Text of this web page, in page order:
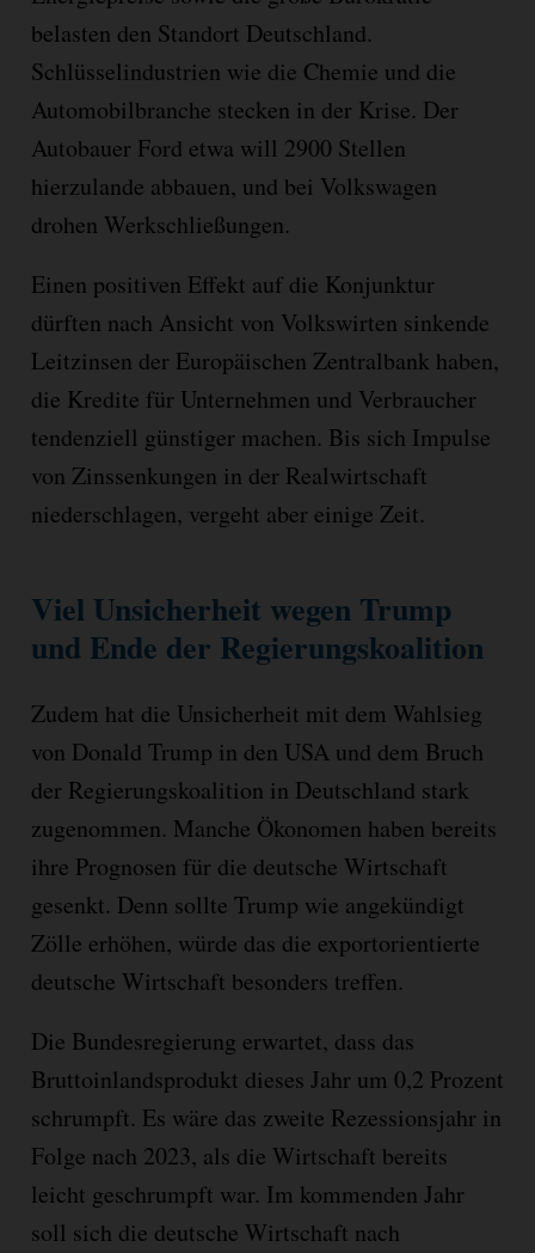
belasten den Standort Deutschland.
Schlüsselindustrien wie die Chemie und die
Automobilbranche stecken in der Krise. Der
Autobauer Ford etwa will 2900 Stellen
hierzulande abbauen, und bei Volkswagen
drohen Werkschließungen.
Einen positiven Effekt auf die Konjunktur
dürften nach Ansicht von Volkswirten sinkende
Leitzinsen der Europäischen Zentralbank haben,
die Kredite für Unternehmen und Verbraucher
tendenziell günstiger machen. Bis sich Impulse
von Zinssenkungen in der Realwirtschaft
niederschlagen, vergeht aber einige Zeit.
Viel Unsicherheit wegen Trump
und Ende der Regierungskoalition
Zudem hat die Unsicherheit mit dem Wahlsieg
von Donald Trump in den USA und dem Bruch
der Regierungskoalition in Deutschland stark
zugenommen. Manche Ökonomen haben bereits
ihre Prognosen für die deutsche Wirtschaft
gesenkt. Denn sollte Trump wie angekündigt
Zölle erhöhen, würde das die exportorientierte
deutsche Wirtschaft besonders treffen.
Die Bundesregierung erwartet, dass das
Bruttoinlandsprodukt dieses Jahr um 0,2 Prozent
schrumpft. Es wäre das zweite Rezessionsjahr in
Folge nach 2023, als die Wirtschaft bereits
leicht geschrumpft war. Im kommenden Jahr
soll sich die deutsche Wirtschaft nach